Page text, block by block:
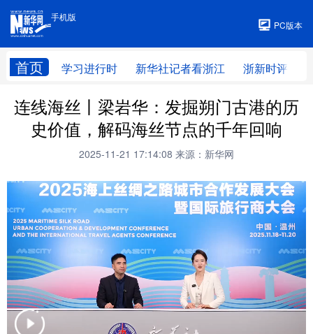
手机版
PC版本
首页 学习进行时 新华社记者看浙江 浙新时评
手机版
连线海丝丨梁岩华：发掘朔门古港的历
史价值，解码海丝节点的千年回响
2025-11-21 17:14:08 来源：新华网